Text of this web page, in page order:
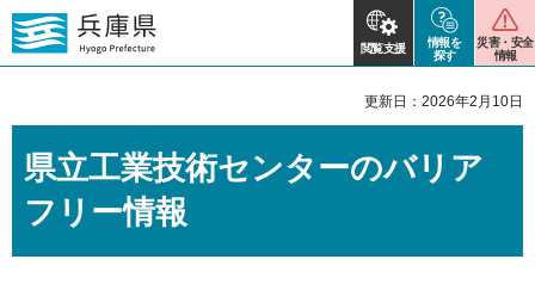
閲覧支援
情報を
探す
災害・安全
情報
更新日：2026年2月10日
県立工業技術センターのバリア
フリー情報